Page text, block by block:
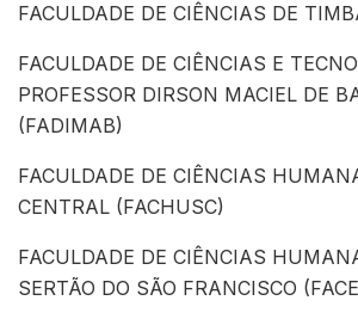
FACULDADE DE CIÊNCIAS DE
FACULDADE DE CIÊNCIAS E
PROFESSOR DIRSON MACIEL DE
(FADIMAB)
FACULDADE DE CIÊNCIAS
CENTRAL (FACHUSC)
FACULDADE DE CIÊNCIAS
SERTÃO DO SÃO FRANCISCO